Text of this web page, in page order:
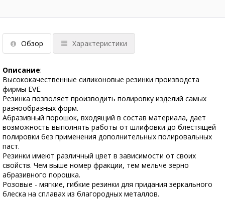
Обзор Характеристики
Описание:
Высококачественные силиконовые резинки производста
фирмы EVE.
Резинка позволяет производить полировку изделий самых
разнообразных форм.
Абразивный порошок, входящий в состав материала, дает
возможность выполнять работы от шлифовки до блестящей
полировки без применения дополнительных полировальных
паст.
Резинки имеют различный цвет в зависимости от своих
свойств. Чем выше номер фракции, тем мельче зерно
абразивного порошка.
Розовые - мягкие, гибкие резинки для придания зеркального
блеска на сплавах из благородных металлов.